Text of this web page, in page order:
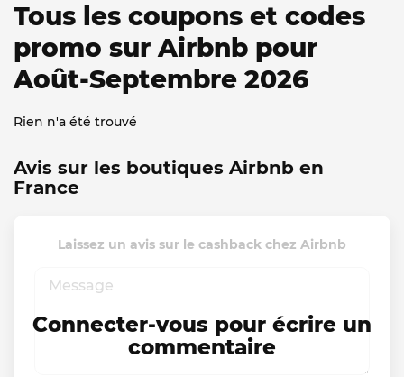
Tous les coupons et codes
promo sur Airbnb pour
Août-Septembre 2026
Rien n'a été trouvé
Avis sur les boutiques Airbnb en
France
Laissez un avis sur le cashback chez Airbnb
Connecter-vous pour écrire un
commentaire